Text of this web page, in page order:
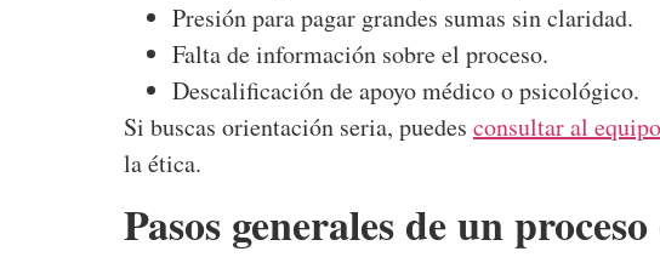
Presión para pagar grandes sumas sin claridad.
Falta de información sobre el proceso.
Descalificación de apoyo médico o psicológico.
Si buscas orientación seria, puedes consultar al
la ética.
Pasos generales de un